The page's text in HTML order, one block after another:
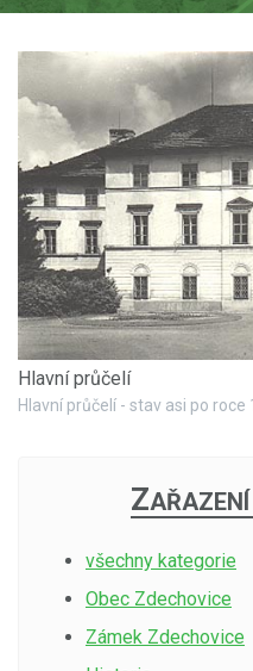
Hlavní průčelí
ZAŘAZENÍ
všechny kategorie
Obec Zdechovice
Zámek Zdechovice